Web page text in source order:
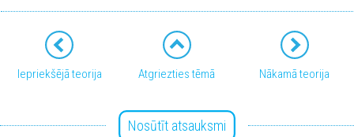
Iepriekšējā teorija Atgriezties tēmā Nākamā teorija
Nosūtīt atsauksmi